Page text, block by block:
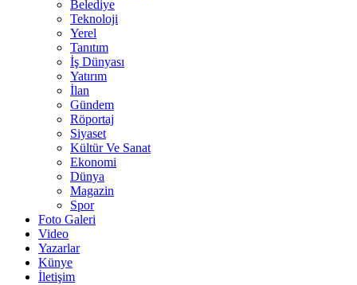
Belediye
Teknoloji
Yerel
Tanıtım
İş Dünyası
Yatırım
İlan
Gündem
Röportaj
Siyaset
Kültür Ve Sanat
Ekonomi
Dünya
Magazin
Spor
Foto Galeri
Video
Yazarlar
Künye
İletişim